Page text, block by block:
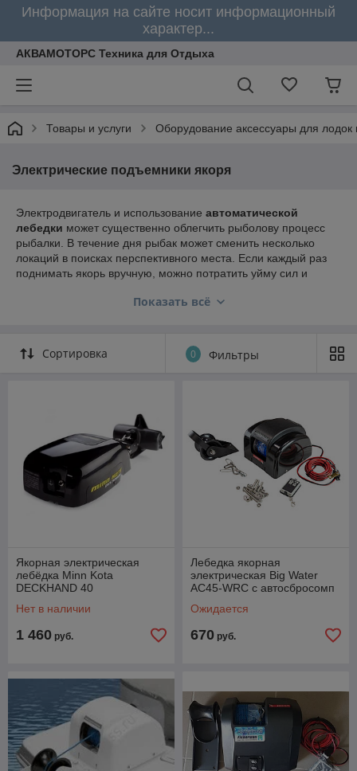
Информация на сайте носит информационный
характер...
АКВАМОТОРС Техника для Отдыха
Товары и услуги Оборудование аксессуары для лодок
Электрические подъемники якоря
Электродвигатель и использование автоматической
лебедки может существенно облегчить рыболову процесс
рыбалки. В течение дня рыбак может сменить несколько
локаций в поисках перспективного места. Если каждый раз
поднимать якорь вручную, можно потратить уйму сил и
производители выпускают не только лебедки, но и
вторых, «начинкой», т.е. электроникой. Управление может
быть как дистанционным, так и ручным. Самый удобный
низкую гигроскопичность, то есть мало впитывает воду. Также
такая веревка имеет положительную плавучесть и
оснащается карабином для якоря.
Показать всё
Сортировка 0 Фильтры
Якорная электрическая
лебёдка Minn Kota
DECKHAND 40
Нет в наличии
1 460 руб.
Лебедка якорная
электричеcкая Big Water
AC45-WRC с автосбросомп
Ожидается
670 руб.